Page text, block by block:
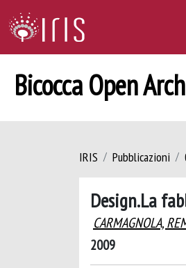
Bicocca Open
IRIS Pubblicazioni
Design.La
CARMAGNOLA,
2009